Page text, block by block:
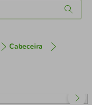
Cabeceira